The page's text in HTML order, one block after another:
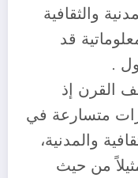
والثقافية
قد
.
القرن إذ
متسارعة في
والمدنية،
من حيث